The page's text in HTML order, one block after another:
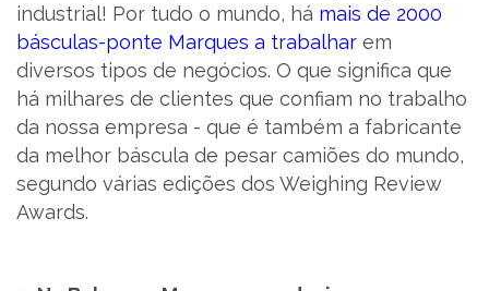
industrial! Por tudo o mundo, há mais de 2000
básculas-ponte Marques a trabalhar em
diversos tipos de negócios. O que significa que
há milhares de clientes que confiam no trabalho
da nossa empresa - que é também a fabricante
da melhor báscula de pesar camiões do mundo,
segundo várias edições dos Weighing Review
Awards.